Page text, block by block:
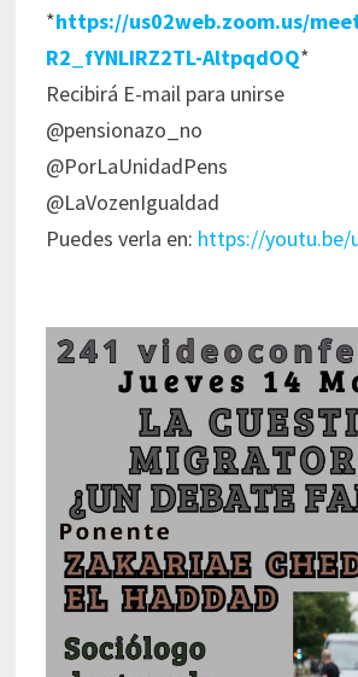
*https://us02web.zoom.us/
R2_fYNLIRZ2TL-AltpqdOQ*
Recibirá E-mail para unirse
@pensionazo_no
@PorLaUnidadPens
@LaVozenIgualdad
Puedes verla en: https://youtu.be/